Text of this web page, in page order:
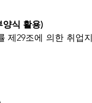
양식 활용)
제29조에 의한 취업